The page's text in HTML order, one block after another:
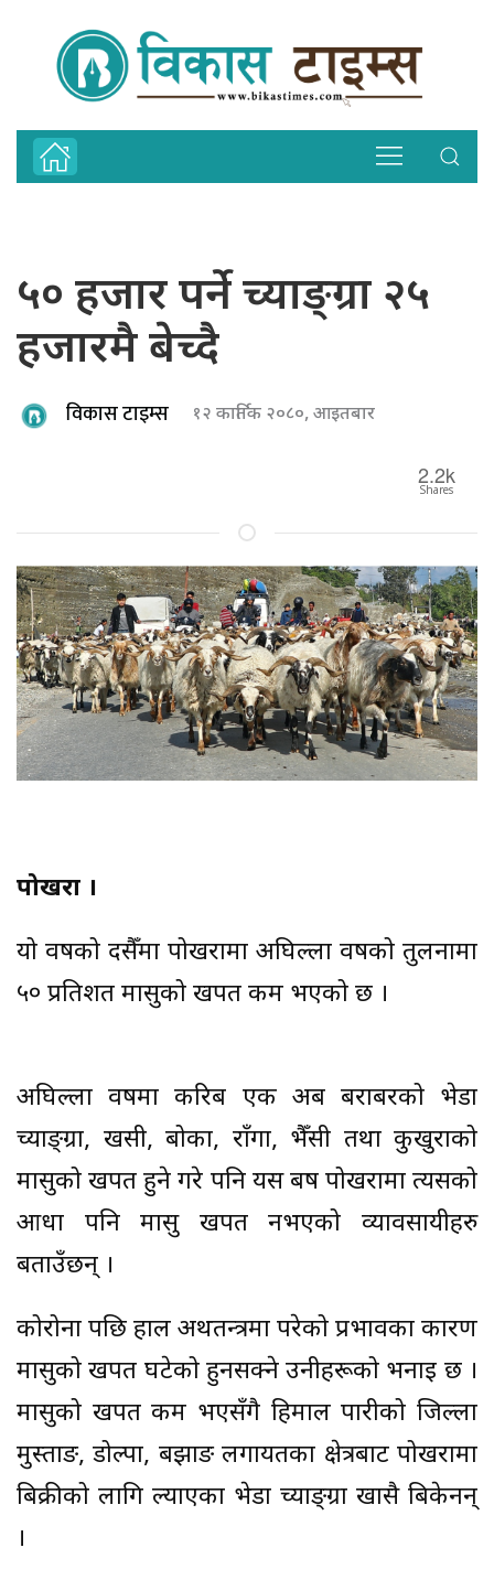
५० हजार पर्ने च्याङ्ग्रा २५
हजारमै बेच्दै
विकास टाइम्स १२ कार्तिक २०८०, आइतबार
2.2k
Shares
पोखरा ।
यो वर्षको दसैँमा पोखरामा अघिल्ला वर्षको तुलनामा
५० प्रतिशत मासुको खपत कम भएको छ ।
अघिल्ला वर्षमा करिब एक अर्ब बराबरको भेडा
च्याङ्ग्रा, खसी, बोका, राँगा, भैँसी तथा कुखुराको
मासुको खपत हुने गरे पनि यस बर्ष पोखरामा त्यसको
आधा पनि मासु खपत नभएको व्यावसायीहरु
बताउँछन् ।
कोरोना पछि हाल अर्थतन्त्रमा परेको प्रभावका कारण
मासुको खपत घटेको हुनसक्ने उनीहरूको भनाई छ ।
मासुको खपत कम भएसँगै हिमाल पारीको जिल्ला
मुस्ताङ, डोल्पा, बझाङ लगायतका क्षेत्रबाट पोखरामा
बिक्रीको लागि ल्याएका भेडा च्याङ्ग्रा खासै बिकेनन्
।